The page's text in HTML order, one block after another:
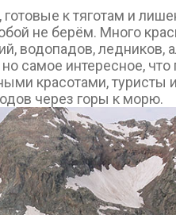
к тяготам и
не берём. Много
водопадов, ледников,
самое интересное,
красотами, туристы
через горы к морю.